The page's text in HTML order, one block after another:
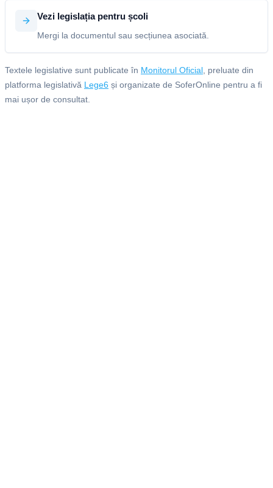
Vezi legislația pentru școli
Mergi la documentul sau secțiunea asociată.
Textele legislative sunt publicate în Monitorul Oficial , preluate din
platforma legislativă Lege6 și organizate de SoferOnline pentru a fi
mai ușor de consultat.